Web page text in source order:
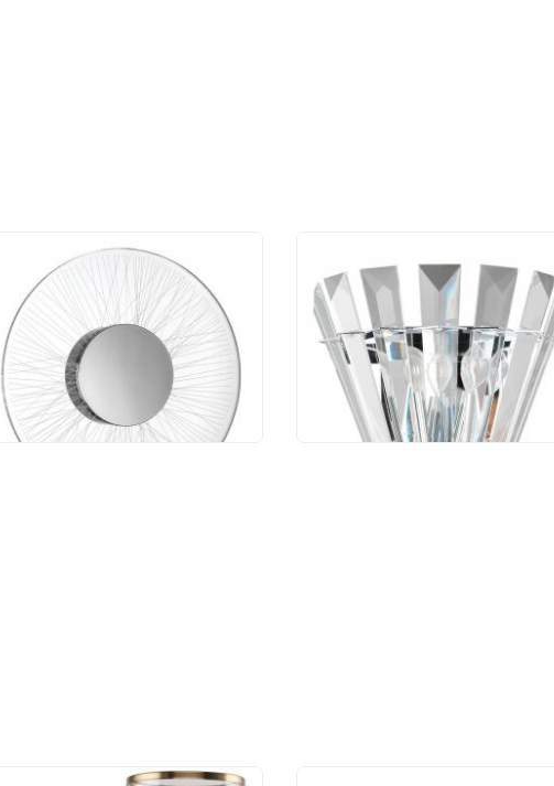
Бра Odeon Light Solaris
6628/9WL
11 511 руб.
Бра Arte Lamp Florizel
A1072AP-2CC
2 800 руб.